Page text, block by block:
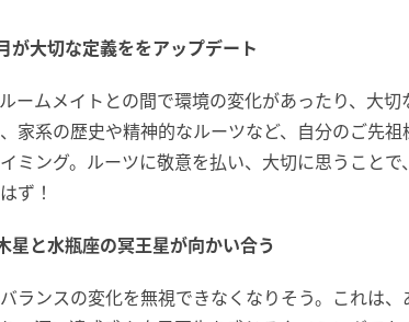
が大切な定義ををアップデート
ームメイトとの間で環境の変化があったり、大
家系の歴史や精神的なルーツなど、自分のご先
ミング。ルーツに敬意を払い、大切に思うこと
ず！
星と水瓶座の冥王星が向かい合う
ランスの変化を無視できなくなりそう。これは